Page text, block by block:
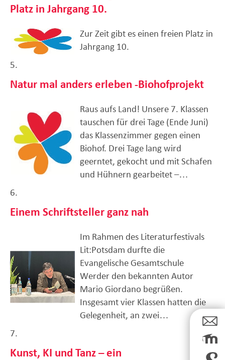
Platz in Jahrgang 10.
Zur Zeit gibt es einen freien Platz in
Jahrgang 10.
5.
Natur mal anders erleben -Biohofprojekt
Raus aufs Land! Unsere 7. Klassen
tauschen für drei Tage (Ende Juni)
das Klassenzimmer gegen einen
Biohof. Drei Tage lang wird
geerntet, gekocht und mit Schafen
und Hühnern gearbeitet –…
6.
Einem Schriftsteller ganz nah
Im Rahmen des Literaturfestivals
Lit:Potsdam durfte die
Evangelische Gesamtschule
Werder den bekannten Autor
Mario Giordano begrüßen.
Insgesamt vier Klassen hatten die
Gelegenheit, an zwei…
7.
Kunst, KI und Tanz – ein